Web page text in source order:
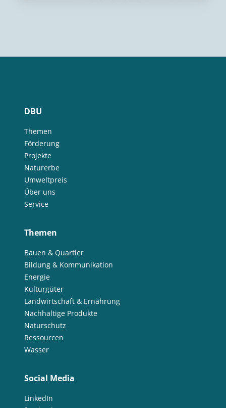
DBU
Themen
Förderung
Projekte
Naturerbe
Umweltpreis
Über uns
Service
Themen
Bauen & Quartier
Bildung & Kommunikation
Energie
Kulturgüter
Landwirtschaft & Ernährung
Nachhaltige Produkte
Naturschutz
Ressourcen
Wasser
Social Media
LinkedIn